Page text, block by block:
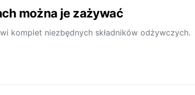
można je zażywać
komplet niezbędnych składników odżywczych.